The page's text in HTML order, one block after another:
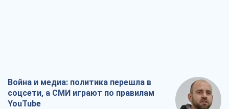
Война и медиа: политика перешла в
соцсети, а СМИ играют по правилам
YouTube